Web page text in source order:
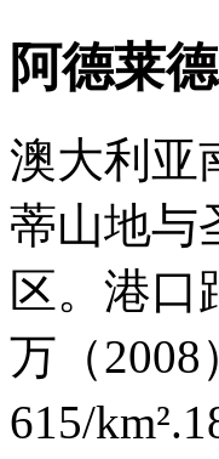
阿德莱
澳大利亚
蒂山地与
区。港口
万（
615/